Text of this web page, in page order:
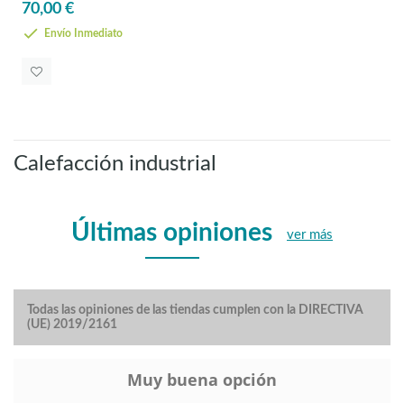
70,00 €
Envío Inmediato
Calefacción industrial
Últimas opiniones ver más
Todas las opiniones de las tiendas cumplen con la DIRECTIVA
(UE) 2019/2161
Muy buena opción